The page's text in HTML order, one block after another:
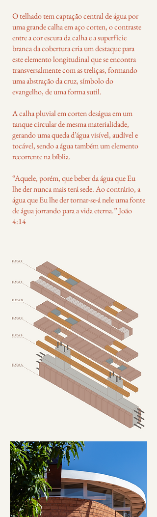
O telhado tem captação central de água por
uma grande calha em aço corten, o contraste
entre a cor escura da calha e a superfície
branca da cobertura cria um destaque para
este elemento longitudinal que se encontra
transversalmente com as treliças, formando
uma abstração da cruz, símbolo do
evangelho, de uma forma sutil.
A calha pluvial em corten deságua em um
tanque circular de mesma materialidade,
gerando uma queda d’água visível, audível e
tocável, sendo a água também um elemento
recorrente na bíblia.
“Aquele, porém, que beber da água que Eu
lhe der nunca mais terá sede. Ao contrário, a
água que Eu lhe der tornar-se-á nele uma fonte
de água jorrando para a vida eterna.” João
4:14